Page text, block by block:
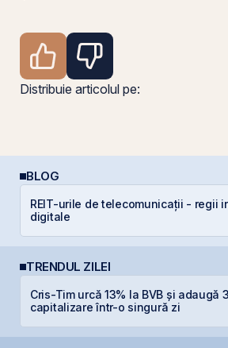
Distribuie articolul pe:
BLOG
REIT-urile de telecomunicații - regii
digitale
TRENDUL ZILEI
Cris-Tim urcă 13% la BVB și adaugă
capitalizare într-o singură zi